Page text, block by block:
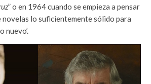
” o en 1964 cuando se empieza a pensar
novelas lo suficientemente sólido para
nuevo’.